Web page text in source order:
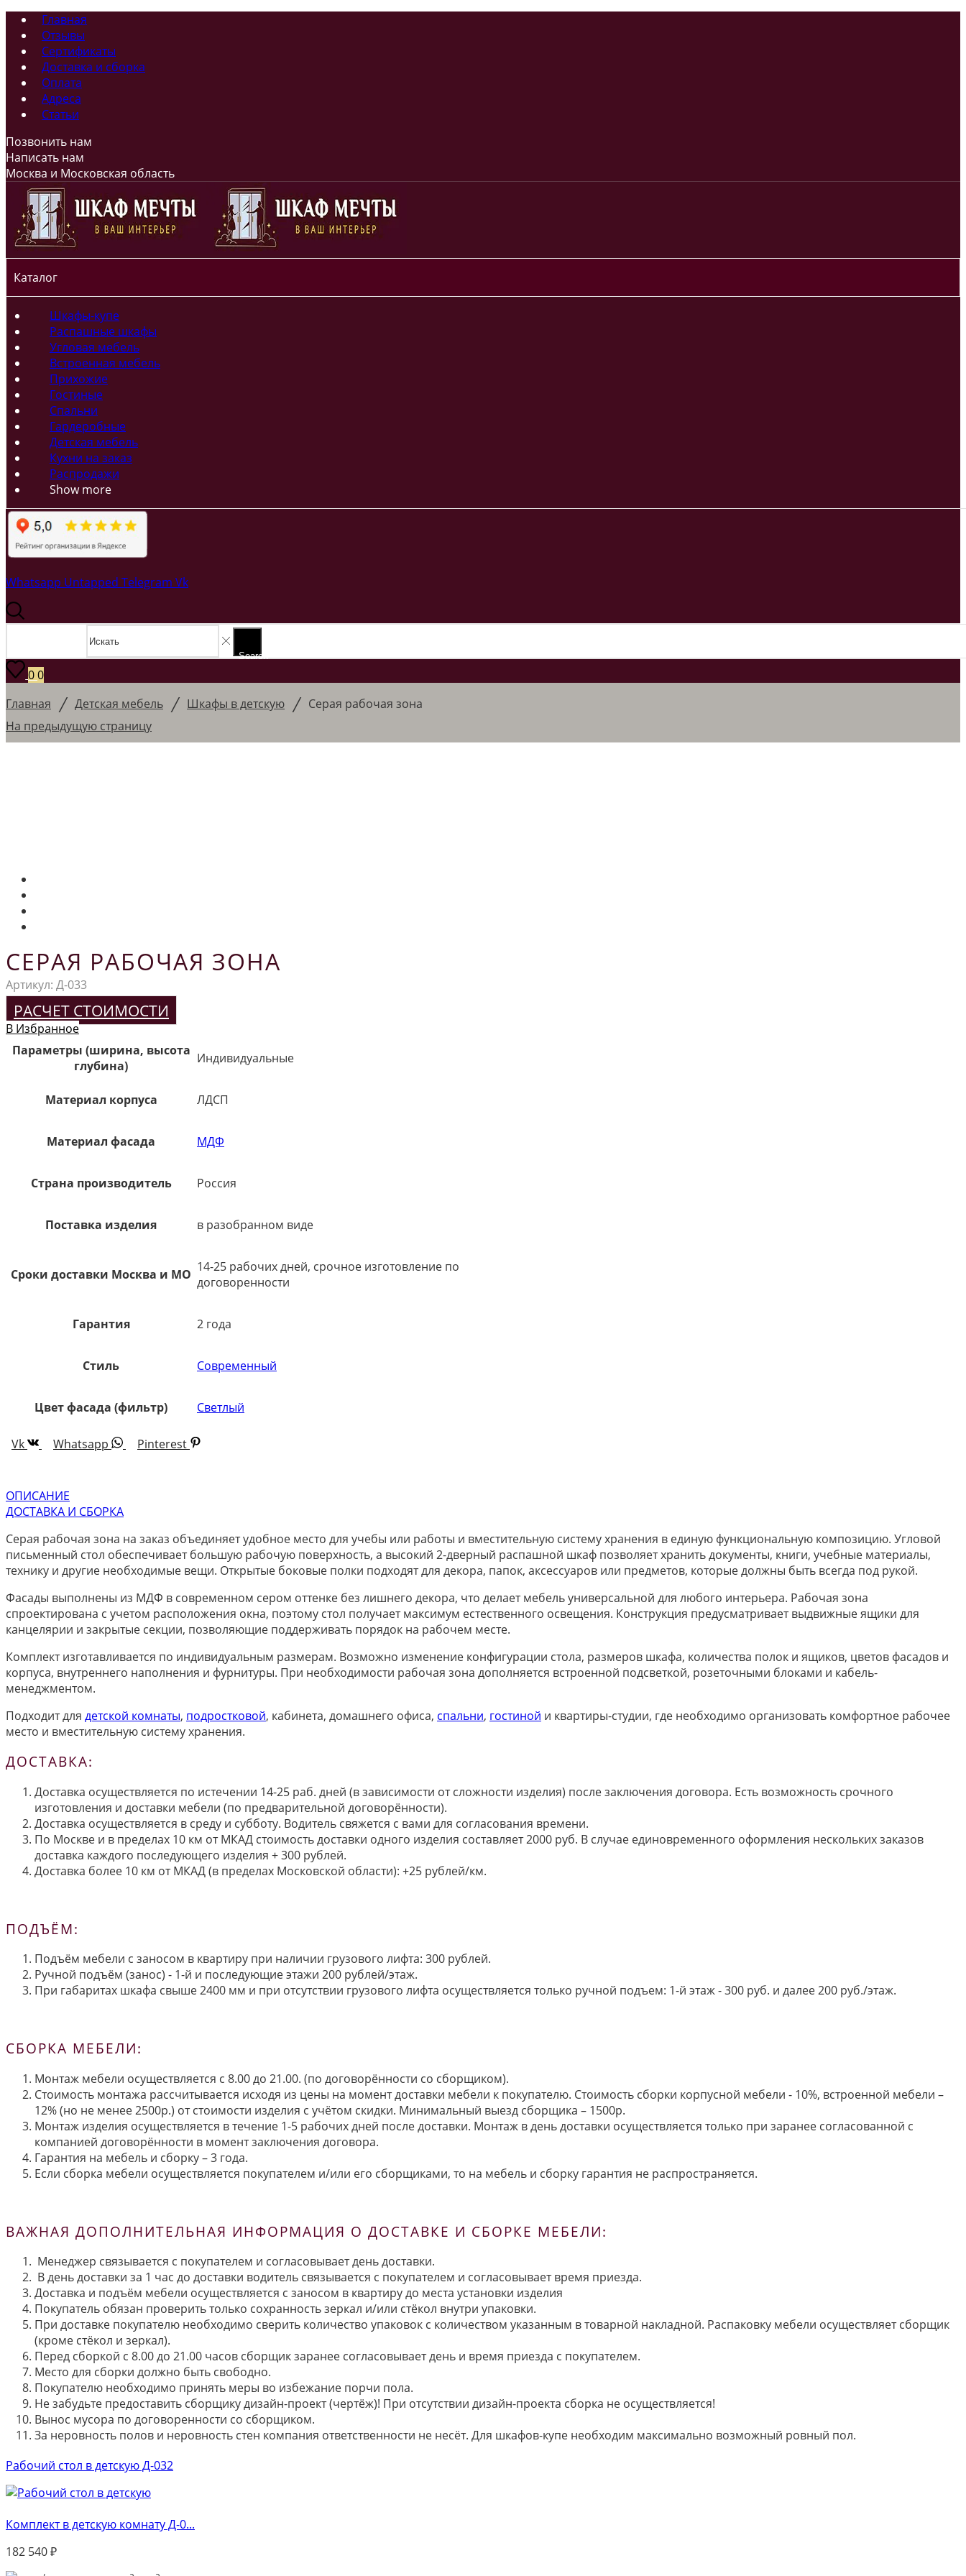
Главная
Отзывы
Сертификаты
Доставка и сборка
Оплата
Адреса
Статьи
Позвонить нам
Написать нам
Москва и Московская область
Каталог
Шкафы-купе
Распашные шкафы
Угловая мебель
Встроенная мебель
Прихожие
Гостиные
Спальни
Гардеробные
Детская мебель
Кухни на заказ
Распродажи
Show more
Whatsapp Untapped Telegram Vk
Search
00
Главная / Детская мебель / Шкафы в детскую / Серая рабочая зона
На предыдущую страницу
СЕРАЯ РАБОЧАЯ ЗОНА
Артикул: Д-033
РАСЧЕТ СТОИМОСТИ
В Избранное
Параметры (ширина, высота
глубина)
Индивидуальные
Материал корпуса ЛДСП
Материал фасада МДФ
Страна производитель Россия
Поставка изделия в разобранном виде
Сроки доставки Москва и МО 14-25 рабочих дней, срочное изготовление по
договоренности
Гарантия 2 года
Стиль Современный
Цвет фасада (фильтр) Светлый
Vk Whatsapp Pinterest
ОПИСАНИЕ
ДОСТАВКА И СБОРКА
Серая рабочая зона на заказ объединяет удобное место для учебы или работы и вместительную систему хранения в единую функциональную композицию. Угловой
письменный стол обеспечивает большую рабочую поверхность, а высокий 2-дверный распашной шкаф позволяет хранить документы, книги, учебные материалы,
технику и другие необходимые вещи. Открытые боковые полки подходят для декора, папок, аксессуаров или предметов, которые должны быть всегда под рукой.
Фасады выполнены из МДФ в современном сером оттенке без лишнего декора, что делает мебель универсальной для любого интерьера. Рабочая зона
спроектирована с учетом расположения окна, поэтому стол получает максимум естественного освещения. Конструкция предусматривает выдвижные ящики для
канцелярии и закрытые секции, позволяющие поддерживать порядок на рабочем месте.
Комплект изготавливается по индивидуальным размерам. Возможно изменение конфигурации стола, размеров шкафа, количества полок и ящиков, цветов фасадов и
корпуса, внутреннего наполнения и фурнитуры. При необходимости рабочая зона дополняется встроенной подсветкой, розеточными блоками и кабель-
менеджментом.
Подходит для детской комнаты, подростковой, кабинета, домашнего офиса, спальни, гостиной и квартиры-студии, где необходимо организовать комфортное рабочее
место и вместительную систему хранения.
ДОСТАВКА:
Доставка осуществляется по истечении 14-25 раб. дней (в зависимости от сложности изделия) после заключения договора. Есть возможность срочного
изготовления и доставки мебели (по предварительной договорённости).
Доставка осуществляется в среду и субботу. Водитель свяжется с вами для согласования времени.
По Москве и в пределах 10 км от МКАД стоимость доставки одного изделия составляет 2000 руб. В случае единовременного оформления нескольких заказов
доставка каждого последующего изделия + 300 рублей.
Доставка более 10 км от МКАД (в пределах Московской области): +25 рублей/км.
ПОДЪЁМ:
Подъём мебели с заносом в квартиру при наличии грузового лифта: 300 рублей.
Ручной подъём (занос) - 1-й и последующие этажи 200 рублей/этаж.
При габаритах шкафа свыше 2400 мм и при отсутствии грузового лифта осуществляется только ручной подъем: 1-й этаж - 300 руб. и далее 200 руб./этаж.
СБОРКА МЕБЕЛИ:
Монтаж мебели осуществляется с 8.00 до 21.00. (по договорённости со сборщиком).
Стоимость монтажа рассчитывается исходя из цены на момент доставки мебели к покупателю. Стоимость сборки корпусной мебели - 10%, встроенной мебели –
12% (но не менее 2500р.) от стоимости изделия с учётом скидки. Минимальный выезд сборщика – 1500р.
Монтаж изделия осуществляется в течение 1-5 рабочих дней после доставки. Монтаж в день доставки осуществляется только при заранее согласованной с
компанией договорённости в момент заключения договора.
Гарантия на мебель и сборку – 3 года.
Если сборка мебели осуществляется покупателем и/или его сборщиками, то на мебель и сборку гарантия не распространяется.
ВАЖНАЯ ДОПОЛНИТЕЛЬНАЯ ИНФОРМАЦИЯ О ДОСТАВКЕ И СБОРКЕ МЕБЕЛИ:
Менеджер связывается с покупателем и согласовывает день доставки.
В день доставки за 1 час до доставки водитель связывается с покупателем и согласовывает время приезда.
Доставка и подъём мебели осуществляется с заносом в квартиру до места установки изделия
Покупатель обязан проверить только сохранность зеркал и/или стёкол внутри упаковки.
При доставке покупателю необходимо сверить количество упаковок с количеством указанным в товарной накладной. Распаковку мебели осуществляет сборщик
(кроме стёкол и зеркал).
Перед сборкой с 8.00 до 21.00 часов сборщик заранее согласовывает день и время приезда с покупателем.
Место для сборки должно быть свободно.
Покупателю необходимо принять меры во избежание порчи пола.
Не забудьте предоставить сборщику дизайн-проект (чертёж)! При отсутствии дизайн-проекта сборка не осуществляется!
Вынос мусора по договоренности со сборщиком.
За неровность полов и неровность стен компания ответственности не несёт. Для шкафов-купе необходим максимально возможный ровный пол.
Рабочий стол в детскую Д-032
Комплект в детскую комнату Д-0...
182 540₽